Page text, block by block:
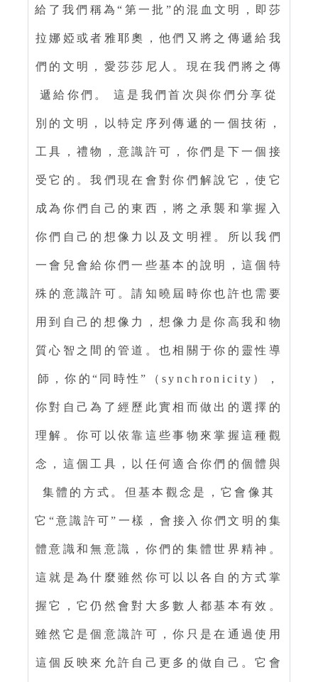
給了我們稱為“第一批”的混血文明，即莎
拉娜婭或者雅耶奧，他們又將之傳遞給我
們的文明，愛莎莎尼人。現在我們將之傳
遞給你們。 這是我們首次與你們分享從
別的文明，以特定序列傳遞的一個技術，
工具，禮物，意識許可，你們是下一個接
受它的。我們現在會對你們解說它，使它
成為你們自己的東西，將之承襲和掌握入
你們自己的想像力以及文明裡。所以我們
一會兒會給你們一些基本的說明，這個特
殊的意識許可。請知曉屆時你也許也需要
用到自己的想像力，想像力是你高我和物
質心智之間的管道。也相關于你的靈性導
師，你的“同時性”（synchronicity），
你對自己為了經歷此實相而做出的選擇的
理解。你可以依靠這些事物來掌握這種觀
念，這個工具，以任何適合你們的個體與
集體的方式。但基本觀念是，它會像其
它“意識許可”一樣，會接入你們文明的集
體意識和無意識，你們的集體世界精神。
這就是為什麼雖然你可以以各自的方式掌
握它，它仍然會對大多數人都基本有效。
雖然它是個意識許可，你只是在通過使用
這個反映來允許自己更多的做自己。它會